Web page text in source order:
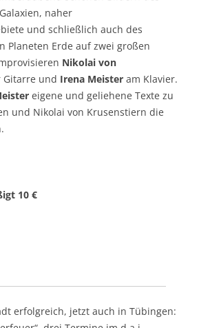
naher
und schließlich auch des
Planeten Erde auf zwei großen
Nikolai von
Gitarre und Irena Meister am Klavier.
eigene und geliehene Texte zu
und Nikolai von Krusenstiern die
10 €
erfolgreich, jetzt auch in Tübingen: